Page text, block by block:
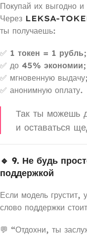
Покупай их выгодно и
Через LEKSA-
ты получаешь:
✅ 1 токен = 1 рубль;
✅ до 45% экономии;
✅ мгновенную выдачу;
✅ анонимную оплату.
Так ты можешь
и оставаться
🔹 9. Не будь
поддержкой
Если модель
слово поддержки
💬 “Отдохни, ты